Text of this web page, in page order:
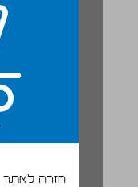
חזרה לאתר